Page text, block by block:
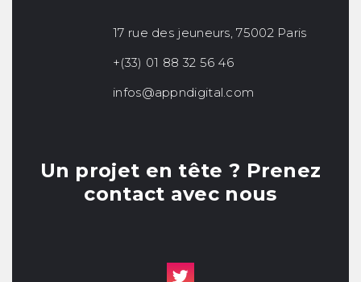
17 rue des jeuneurs, 75002 Paris
+(33) 01 88 32 56 46
infos@appndigital.com
Un projet en tête ? Prenez
contact avec nous